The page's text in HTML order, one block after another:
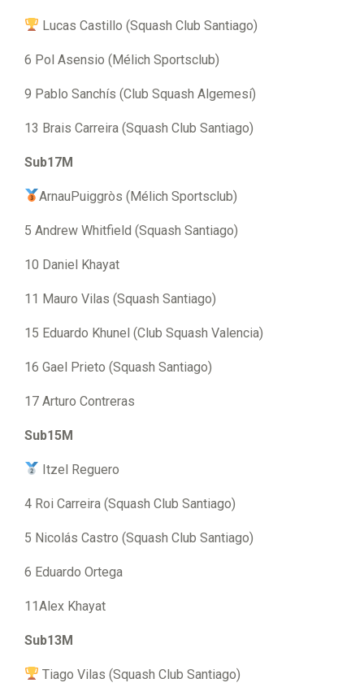
Lucas Castillo (Squash Club Santiago)
6 Pol Asensio (Mélich Sportsclub)
9 Pablo Sanchís (Club Squash Algemesí)
13 Brais Carreira (Squash Club Santiago)
Sub17M
ArnauPuiggròs (Mélich Sportsclub)
5 Andrew Whitfield (Squash Santiago)
10 Daniel Khayat
11 Mauro Vilas (Squash Santiago)
15 Eduardo Khunel (Club Squash Valencia)
16 Gael Prieto (Squash Santiago)
17 Arturo Contreras
Sub15M
Itzel Reguero
4 Roi Carreira (Squash Club Santiago)
5 Nicolás Castro (Squash Club Santiago)
6 Eduardo Ortega
11Alex Khayat
Sub13M
Tiago Vilas (Squash Club Santiago)